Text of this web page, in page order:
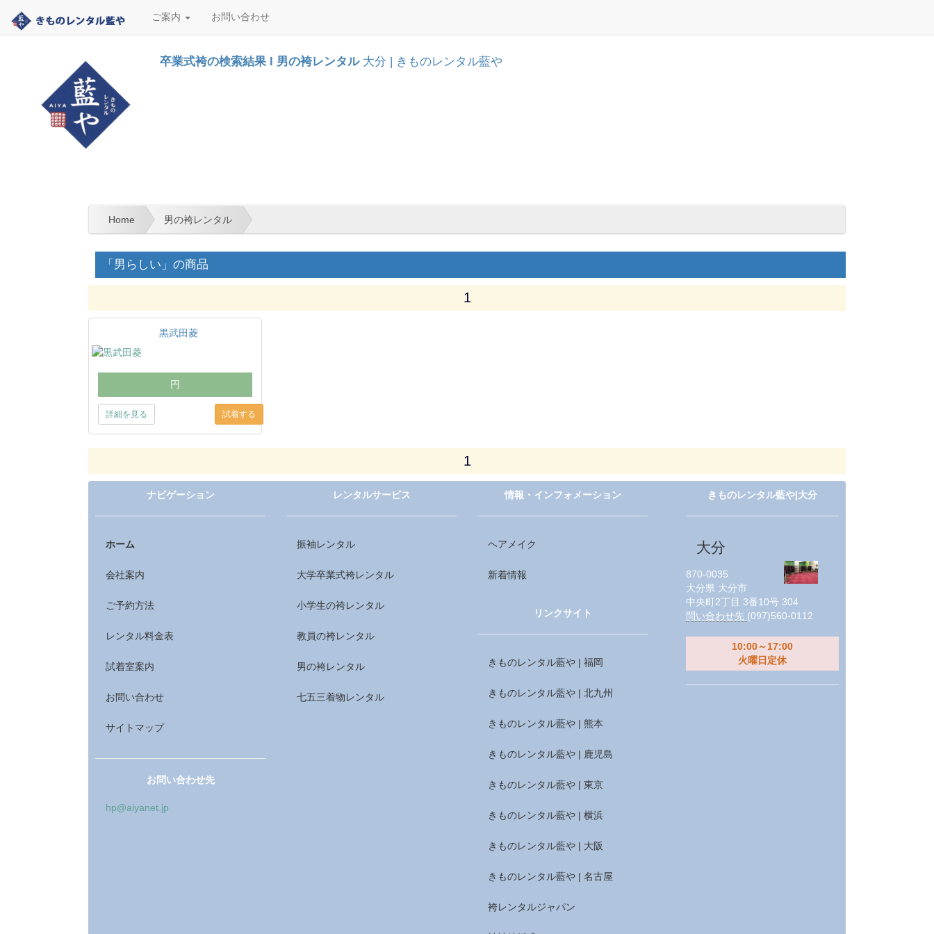
ご案内 お問い合わせ
卒業式袴の検索結果 l 男の袴レンタル 大分 | きものレンタル藍や
Home 男の袴レンタル
「男らしい」の商品
1
黒武田菱
円
詳細を見る
1
ナビゲーション
ホーム
会社案内
ご予約方法
レンタル料金表
試着室案内
お問い合わせ
サイトマップ
お問い合わせ先
hp@aiyanet.jp
レンタルサービス
振袖レンタル
大学卒業式袴レンタル
小学生の袴レンタル
教員の袴レンタル
男の袴レンタル
七五三着物レンタル
情報・インフォメーション
ヘアメイク
新着情報
リンクサイト
きものレンタル藍や | 福岡
きものレンタル藍や | 北九州
きものレンタル藍や | 熊本
きものレンタル藍や | 鹿児島
きものレンタル藍や | 東京
きものレンタル藍や | 横浜
きものレンタル藍や | 大阪
きものレンタル藍や | 名古屋
袴レンタルジャパン
きものレンタル藍や|大分
大分
870-0035
大分県 大分市
中央町2丁目 3番10号 304
問い合わせ先 (097)560-0112
10:00～17:00
火曜日定休